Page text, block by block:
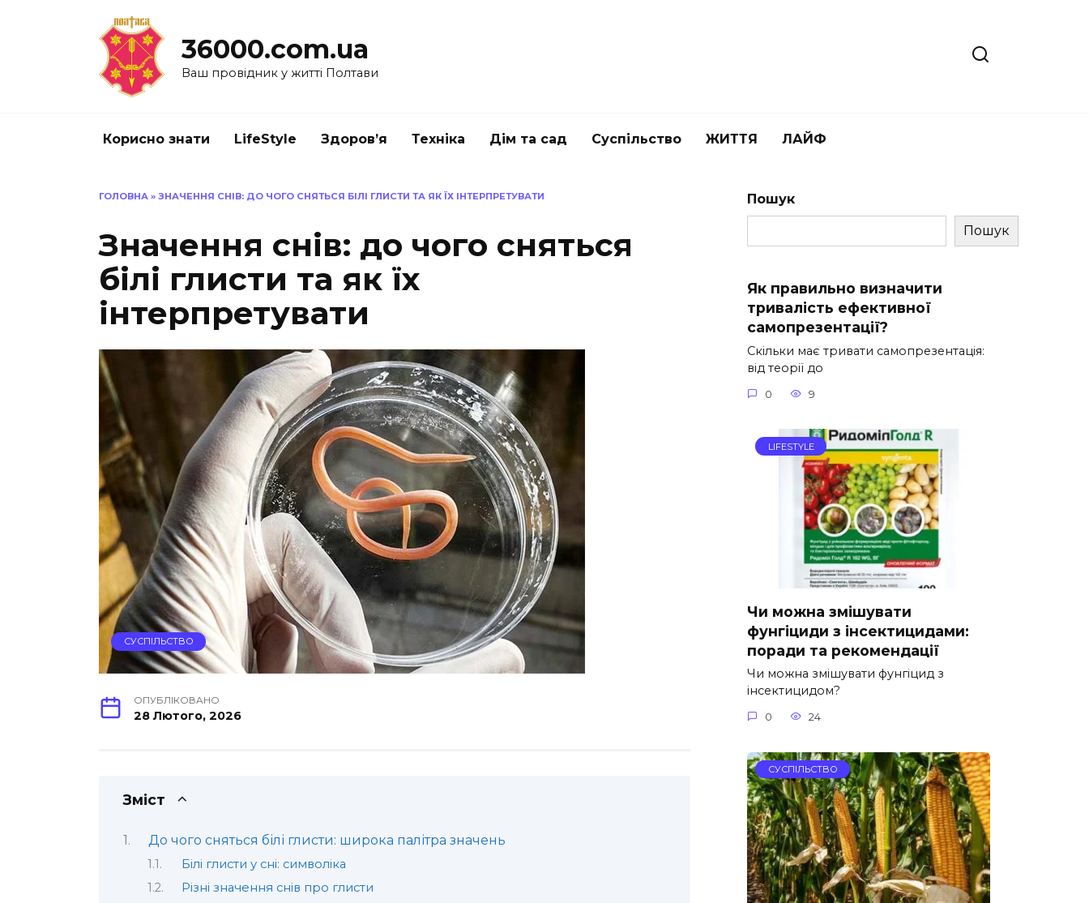
36000.com.ua
Ваш провідник у житті Полтави
Корисно знати LifeStyle Здоров’я Техніка Дім та сад Суспільство ЖИТТЯ ЛАЙФ
ГОЛОВНА » ЗНАЧЕННЯ СНІВ: ДО ЧОГО СНЯТЬСЯ БІЛІ ГЛИСТИ ТА ЯК ЇХ ІНТЕРПРЕТУВАТИ
Значення снів: до чого сняться
білі глисти та як їх
інтерпретувати
СУСПІЛЬСТВО
ОПУБЛІКОВАНО
28 Лютого, 2026
Зміст
До чого сняться білі глисти: широка палітра значень
Білі глисти у сні: символіка
Різні значення снів про глисти
Пошук
Пошук
Як правильно визначити
тривалість ефективної
самопрезентації?
Скільки має тривати самопрезентація:
від теорії до
0 9
LIFESTYLE
Чи можна змішувати
фунгіциди з інсектицидами:
поради та рекомендації
Чи можна змішувати фунгіцид з
інсектицидом?
0 24
СУСПІЛЬСТВО